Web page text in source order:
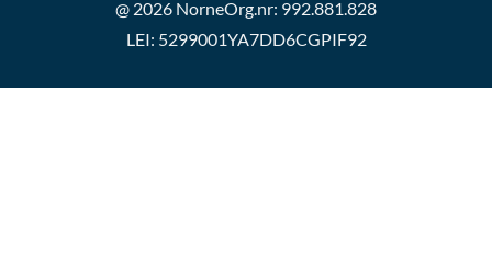
@ 2026 NorneOrg.nr: 992.881.828
LEI: 5299001YA7DD6CGPIF92